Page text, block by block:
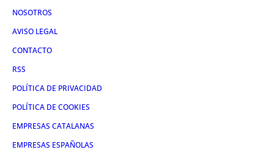
NOSOTROS
AVISO LEGAL
CONTACTO
RSS
POLÍTICA DE PRIVACIDAD
POLÍTICA DE COOKIES
EMPRESAS CATALANAS
EMPRESAS ESPAÑOLAS